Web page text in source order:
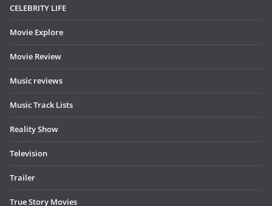
CELEBRITY LIFE
Movie Explore
Movie Review
Music reviews
Music Track Lists
Reality Show
Television
Trailer
True Story Movies